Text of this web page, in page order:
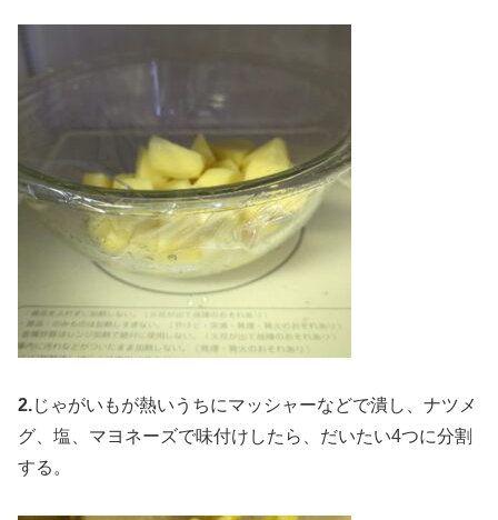
2.じゃがいもが熱いうちにマッシャーなどで潰し、ナツメ
グ、塩、マヨネーズで味付けしたら、だいたい4つに分割
する。